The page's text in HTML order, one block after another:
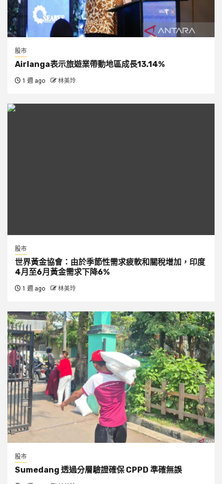
股市
Airlanga表示旅遊業帶動地區成長13.14%
1 週 ago 林美玲
股市
世界黃金協會：由於季節性需求疲軟和關稅增加，印度
4月至6月黃金需求下降6%
1 週 ago 林美玲
股市
Sumedang 透過分層驗證確保 CPPD 準確無誤